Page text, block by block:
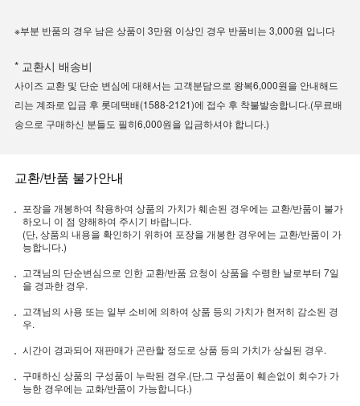
※부분 반품의 경우 남은 상품이 3만원 이상인 경우 반품비는 3,000원 입니다
* 교환시 배송비
사이즈 교환 및 단순 변심에 대해서는 고객분담으로 왕복6,000원을 안내해드
리는 계좌로 입금 후 롯데택배(1588-2121)에 접수 후 착불발송합니다.(무료배
송으로 구매하신 분들도 필히6,000원을 입금하셔야 합니다.)
교환/반품 불가안내
포장을 개봉하여 착용하여 상품의 가치가 훼손된 경우에는 교환/반품이 불가
하오니 이 점 양해하여 주시기 바랍니다.
(단, 상품의 내용을 확인하기 위하여 포장을 개봉한 경우에는 교환/반품이 가
능합니다.)
고객님의 단순변심으로 인한 교환/반품 요청이 상품을 수령한 날로부터 7일
을 경과한 경우.
고객님의 사용 또는 일부 소비에 의하여 상품 등의 가치가 현저히 감소된 경
우.
시간이 경과되어 재판매가 곤란할 정도로 상품 등의 가치가 상실된 경우.
구매하신 상품의 구성품이 누락된 경우.(단,그 구성품이 훼손없이 회수가 가
능한 경우에는 교화/반품이 가능합니다.)